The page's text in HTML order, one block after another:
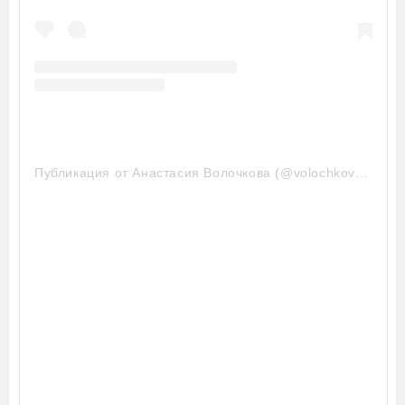
Публикация от Анастасия Волочкова (@volochkova_art)